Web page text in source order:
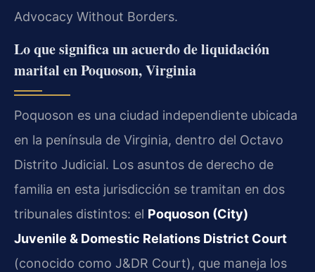
Advocacy Without Borders.
Lo que significa un acuerdo de liquidación
marital en Poquoson, Virginia
Poquoson es una ciudad independiente ubicada
en la península de Virginia, dentro del Octavo
Distrito Judicial. Los asuntos de derecho de
familia en esta jurisdicción se tramitan en dos
tribunales distintos: el Poquoson (City)
Juvenile & Domestic Relations District Court
(conocido como J&DR Court), que maneja los